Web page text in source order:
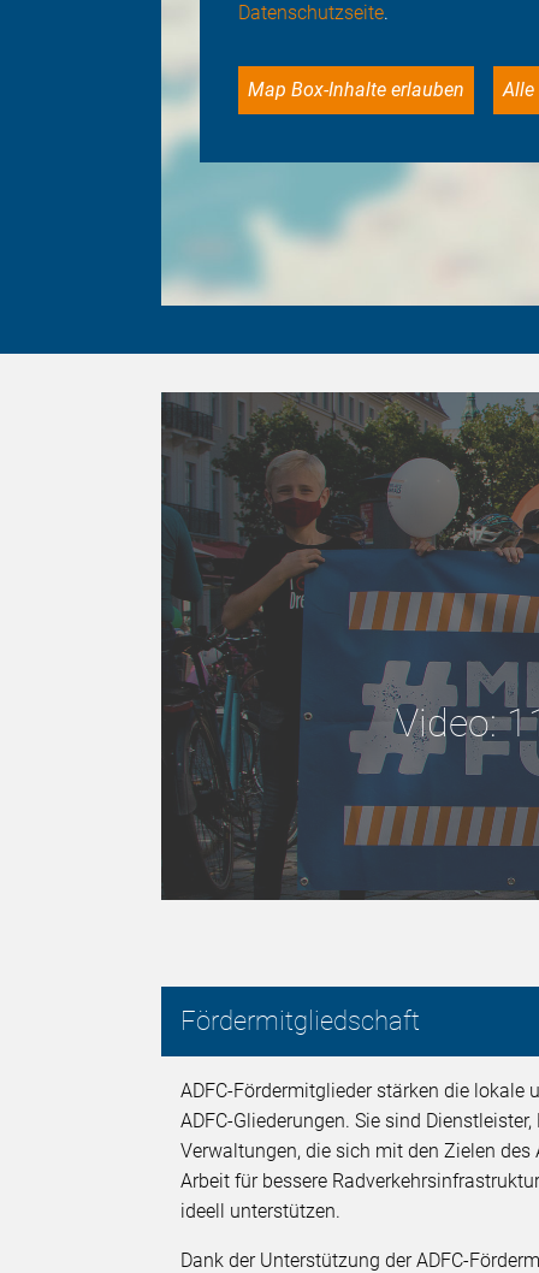
Datenschutzseite.
Map Box-Inhalte erlauben
Video:
Fördermitgliedschaft
ADFC-Fördermitglieder stärken die lokale
ADFC-Gliederungen. Sie sind
Verwaltungen, die sich mit den Zielen des
Arbeit für bessere
ideell unterstützen.
Dank der Unterstützung der ADFC-